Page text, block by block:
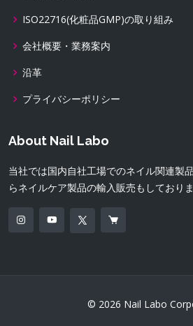
ISO22716(化粧品GMP)の取り組み
会社概要・業務案内
沿革
プライバシーポリシー
About Nail Labo
当社では国内自社工場でのネイル関連製
らネイルケア製品の輸入販売もしておりま
© 2026 Nail Labo